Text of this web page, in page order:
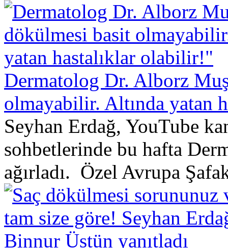
Dermatolog Dr. Alborz
olmayabilir. Altında yatan
Seyhan Erdağ, YouTube
sohbetlerinde bu hafta
ağırladı. Özel Avrupa